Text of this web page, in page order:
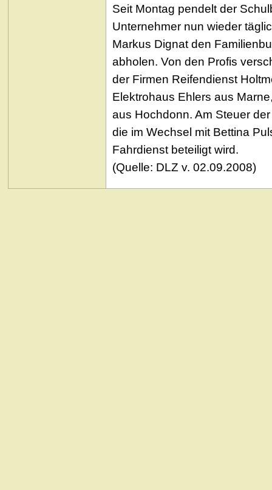
Seit Montag pendelt der
Unternehmer nun wieder
Markus Dignat den
abholen. Von den Profis
der Firmen Reifendienst
Elektrohaus Ehlers aus
aus Hochdonn. Am Steuer
die im Wechsel mit Bettina
Fahrdienst beteiligt wird.
(Quelle: DLZ v. 02.09.2008)